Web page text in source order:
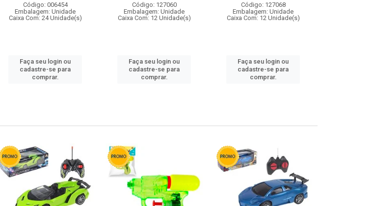
Código: 006454
Embalagem: Unidade
Caixa Com: 24 Unidade(s)
Faça seu login ou
cadastre-se para
comprar.
Código: 127060
Embalagem: Unidade
Caixa Com: 12 Unidade(s)
Faça seu login ou
cadastre-se para
comprar.
Código: 127068
Embalagem: Unidade
Caixa Com: 12 Unidade(s)
Faça seu login ou
cadastre-se para
comprar.